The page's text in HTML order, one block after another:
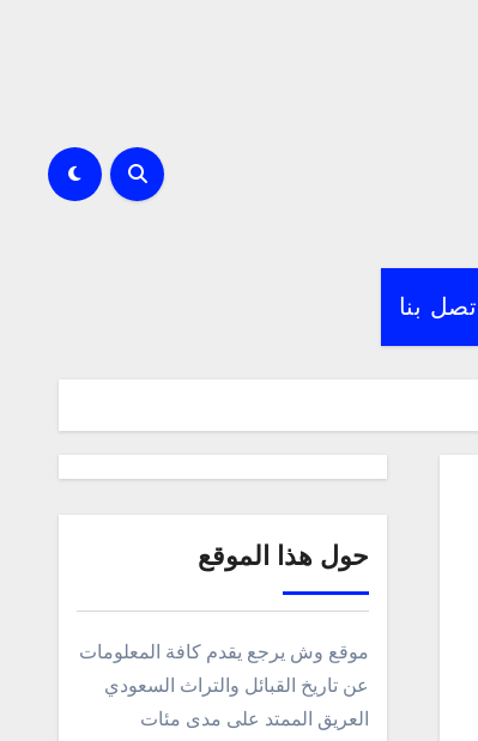
اتصل بنا
حول هذا الموقع
موقع وش يرجع يقدم كافة المعلومات
عن تاريخ القبائل والتراث السعودي
العريق الممتد على مدى مئات